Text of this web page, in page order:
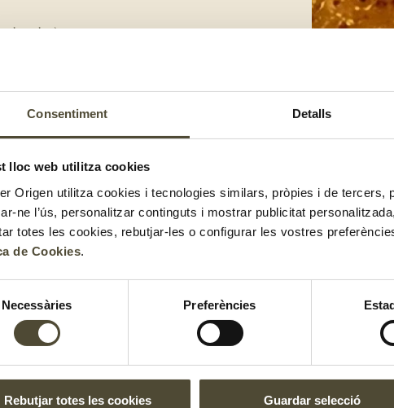
Consentiment Detalls
lloc web utilitza cookies
Origen utilitza cookies i tecnologies similars, pròpies i de tercers,
ne l’ús, personalitzar continguts i mostrar publicitat
totes les cookies, rebutjar-les o configurar les vostres
de Cookies.
Necessàries Preferències
Rebutjar totes les cookies Guardar selecció
la salsa)
(per a la salsa)
nectarines a tires fines, i prepara un bol o safata
no cremi.
uns segons i estira’l a una superfície plana. Després
a tu fent que quedin les verdures entre paper i paper,
enrotlla l’extrem que et queda.
i tritura-ho tot.
El gust és